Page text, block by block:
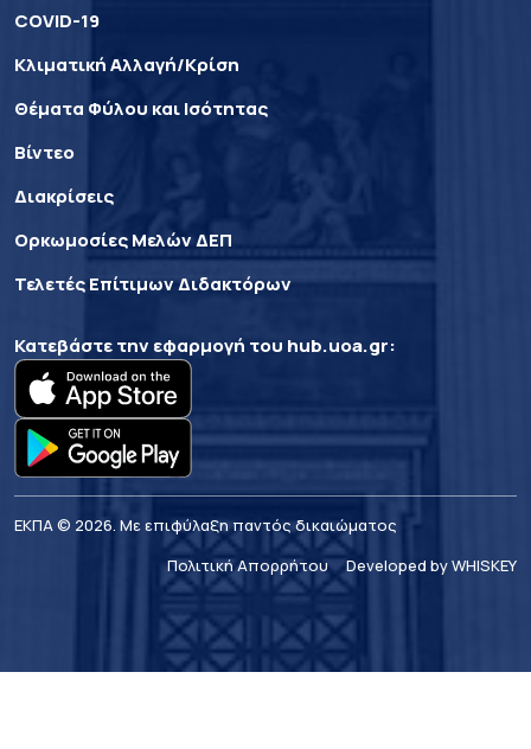
COVID-19
Κλιματική Αλλαγή/Κρίση
Θέματα Φύλου και Ισότητας
Βίντεο
Διακρίσεις
Ορκωμοσίες Μελών ΔΕΠ
Τελετές Επίτιμων Διδακτόρων
Κατεβάστε την εφαρμογή του hub.uoa.gr:
ΕΚΠΑ © 2026. Με επιφύλαξη παντός δικαιώματος
Πολιτική Απορρήτου
Developed by WHISKEY